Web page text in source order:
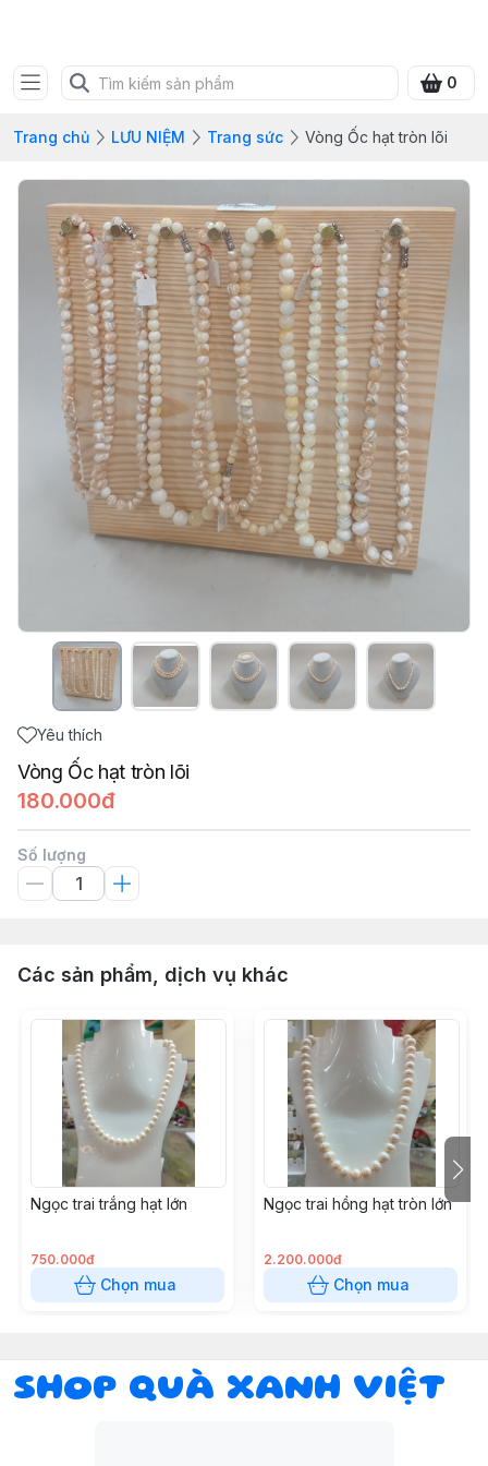
0
Trang chủ LƯU NIỆM Trang sức Vòng Ốc hạt tròn lõi
Yêu thích
Vòng Ốc hạt tròn lõi
180.000đ
Số lượng
Các sản phẩm, dịch vụ khác
Ngọc trai trắng hạt lớn
750.000đ
Chọn mua
Ngọc trai hồng hạt tròn lớn
2.200.000đ
Chọn mua
SHOP QUÀ XANH VIỆT